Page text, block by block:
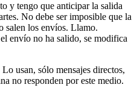
y tengo que anticipar la salida
No debe ser imposible que la
salen los envíos. Llamo.
envío no ha salido, se modifica
usan, sólo mensajes directos,
no responden por este medio.